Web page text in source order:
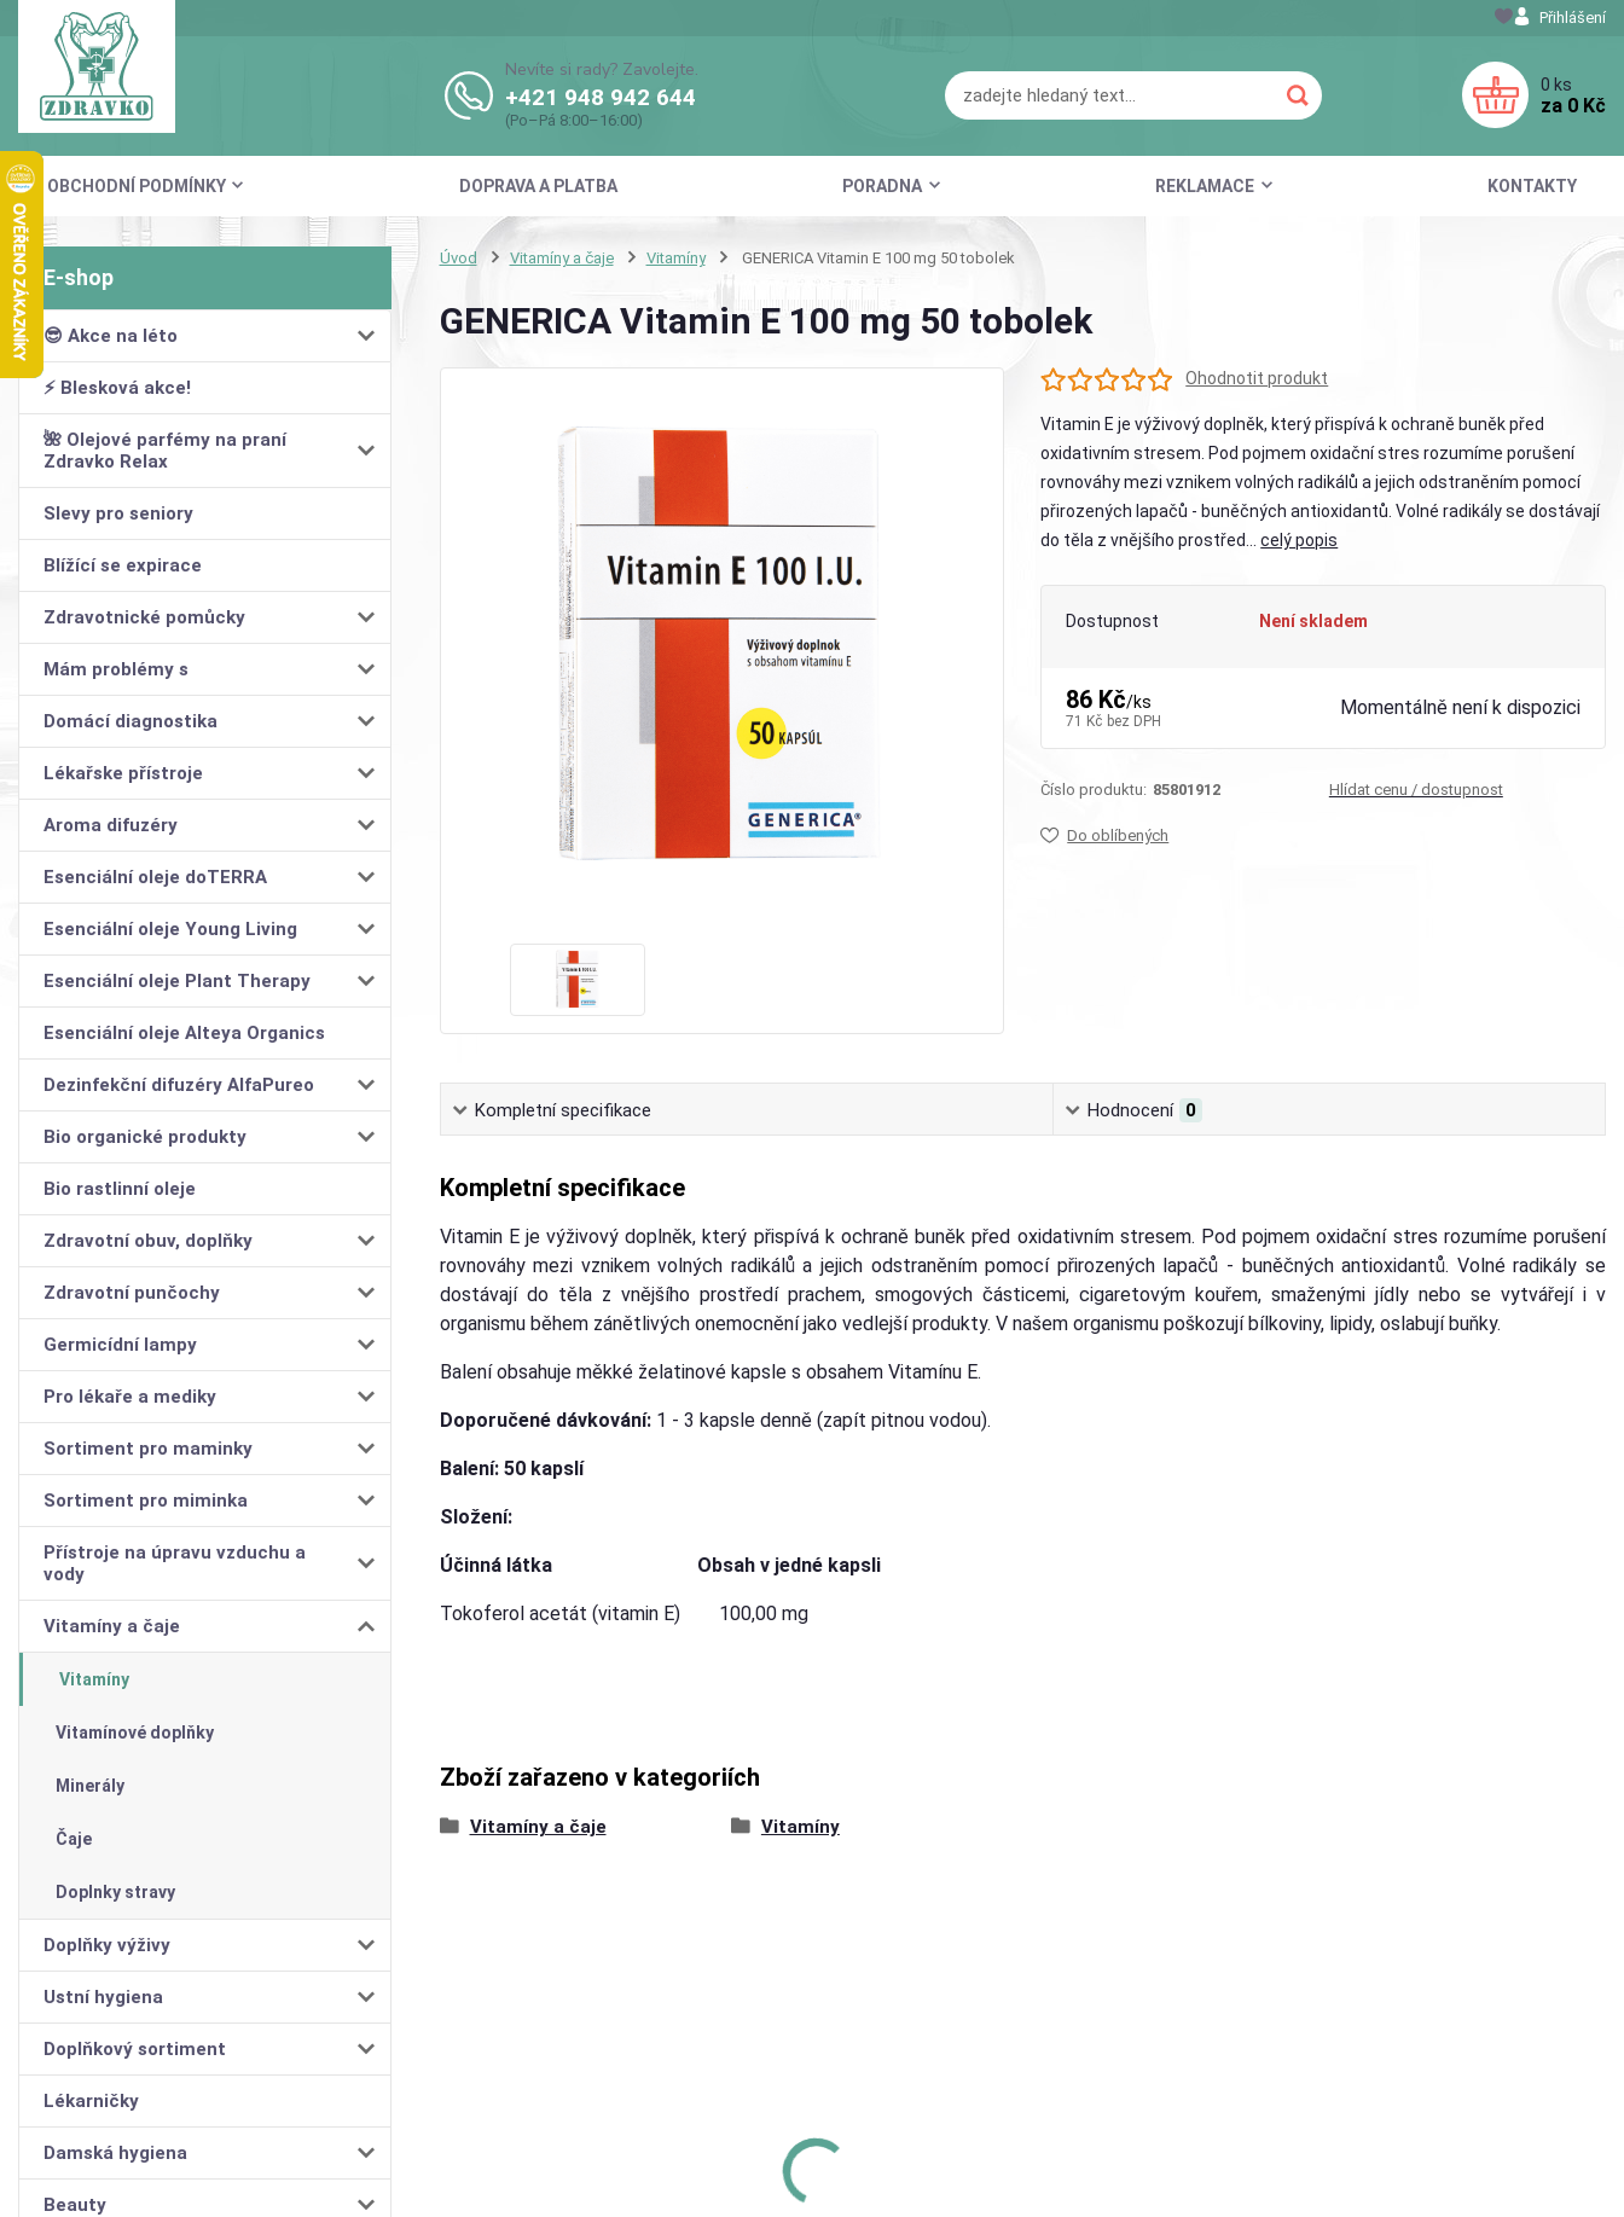
OBCHODNÍ PODMÍNKY DOPRAVA A PLATBA PORADNA REKLAMACE KONTAKTY
Přihlášení
Nevíte si rady? Zavolejte.
+421 948 942 644
(Po–Pá 8:00–16:00)
0 ks
za 0 Kč
😎 Akce na léto
⚡ Blesková akce!
🌺 Olejové parfémy na praní
Zdravko Relax
Slevy pro seniory
Blížící se expirace
Zdravotnické pomůcky
Mám problémy s
Domácí diagnostika
Lékařske přístroje
Aroma difuzéry
Esenciální oleje doTERRA
Esenciální oleje Young Living
Esenciální oleje Plant Therapy
Esenciální oleje Alteya Organics
Dezinfekční difuzéry AlfaPureo
Bio organické produkty
Bio rastlinní oleje
Zdravotní obuv, doplňky
Zdravotní punčochy
Germicídní lampy
Pro lékaře a mediky
Sortiment pro maminky
Sortiment pro miminka
Přístroje na úpravu vzduchu a
vody
Vitamíny a čaje
Vitamíny
Vitamínové doplňky
Minerály
Čaje
Doplnky stravy
Doplňky výživy
Ustní hygiena
Doplňkový sortiment
Lékarničky
Damská hygiena
Beauty
Úvod Vitamíny a čaje Vitamíny GENERICA Vitamin E 100 mg 50 tobolek
GENERICA Vitamin E 100 mg 50 tobolek
Ohodnotit produkt
Vitamin E je výživový doplněk, který přispívá k ochraně buněk před
oxidativním stresem. Pod pojmem oxidační stres rozumíme porušení
rovnováhy mezi vznikem volných radikálů a jejich odstraněním pomocí
přirozených lapačů - buněčných antioxidantů. Volné radikály se dostávají
do těla z vnějšího prostřed...celý popis
Dostupnost Není skladem
86 Kč/ks
71 Kč bez DPH
Momentálně není k dispozici
Číslo produktu: 85801912 Hlídat cenu / dostupnost
Do oblíbených
Kompletní specifikace Hodnocení 0
Kompletní specifikace
Vitamin E je výživový doplněk, který přispívá k ochraně buněk před oxidativním stresem. Pod pojmem oxidační stres rozumíme porušení
rovnováhy mezi vznikem volných radikálů a jejich odstraněním pomocí přirozených lapačů - buněčných antioxidantů. Volné radikály se
dostávají do těla z vnějšího prostředí prachem, smogových částicemi, cigaretovým kouřem, smaženými jídly nebo se vytvářejí i v
organismu během zánětlivých onemocnění jako vedlejší produkty. V našem organismu poškozují bílkoviny, lipidy, oslabují buňky.
Balení obsahuje měkké želatinové kapsle s obsahem Vitamínu E.
Doporučené dávkování:1 - 3 kapsle denně (zapít pitnou vodou).
Balení: 50 kapslí
Složení:
Účinná látka Obsah v jedné kapsli
Tokoferol acetát (vitamin E) 100,00 mg
Zboží zařazeno v kategoriích
Vitamíny a čaje Vitamíny